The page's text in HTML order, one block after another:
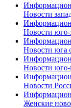
Новости
Новости юго-
Новости юга
Новости юго-
Новости
Женские